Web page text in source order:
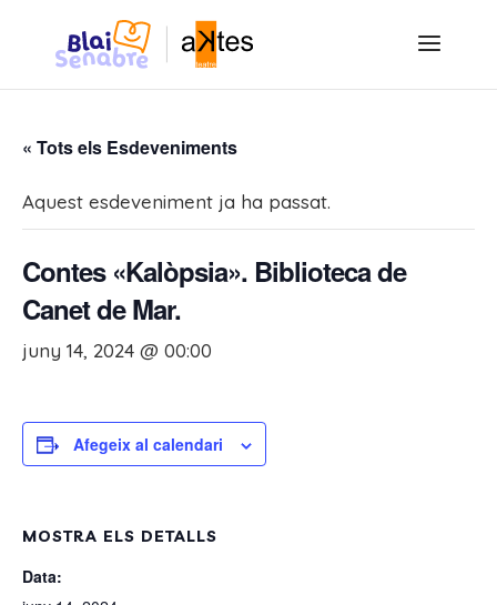
« Tots els Esdeveniments
Aquest esdeveniment ja ha passat.
Contes «Kalòpsia». Biblioteca de
Canet de Mar.
juny 14, 2024 @ 00:00
Afegeix al calendari
MOSTRA ELS DETALLS
Data: